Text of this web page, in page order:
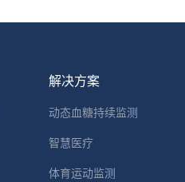
解决方案
动态血糖持续监测
智慧医疗
体育运动监测